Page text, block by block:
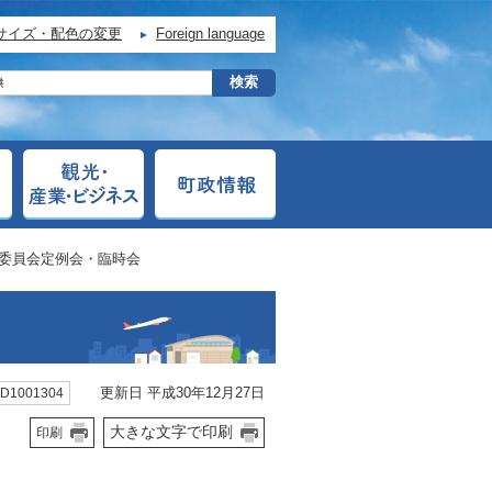
イズ・配色の変更 Foreign language
員会定例会・臨時会
更新日 平成30年12月27日
印刷 大きな文字で印刷